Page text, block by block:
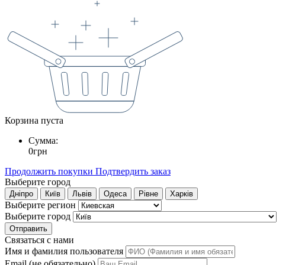
Корзина пуста
Сумма:
0грн
Продолжить покупки Подтвердить заказ
Выберите город
Дніпро Київ Львів Одеса Рівне Харків
Выберите регион
Выберите город
Отправить
Связаться с нами
Имя и фамилия пользователя